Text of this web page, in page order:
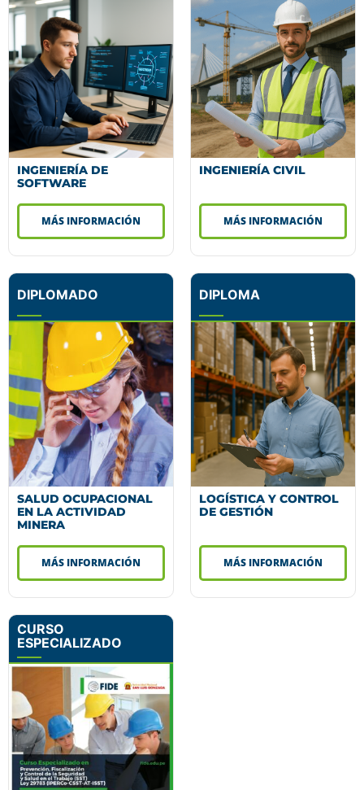
INGENIERÍA DE
SOFTWARE
MÁS INFORMACIÓN
INGENIERÍA CIVIL
MÁS INFORMACIÓN
DIPLOMADO
SALUD OCUPACIONAL
EN LA ACTIVIDAD
MINERA
MÁS INFORMACIÓN
DIPLOMA
LOGÍSTICA Y CONTROL
DE GESTIÓN
MÁS INFORMACIÓN
CURSO
ESPECIALIZADO